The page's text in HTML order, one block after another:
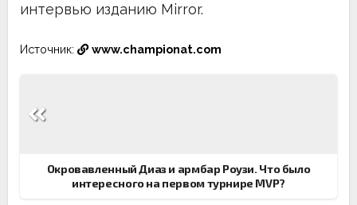
интервью изданию Mirror.
Источник: www.championat.com
по
Окровавленный Диаз и армбар Роузи. Что было
интересного на первом турнире MVP?